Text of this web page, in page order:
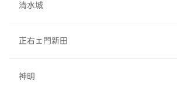
清水城
正右ェ門新田
神明